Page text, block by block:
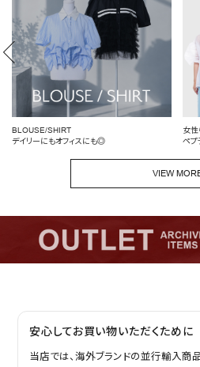
BLOUSE/SHIRT
デイリーにもオフィスにも◎
女性
ペプ
VIEW
安心してお買い物いただくために
当店では、海外ブランドの並行輸入商